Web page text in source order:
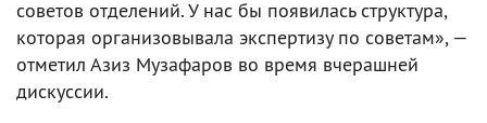
советов отделений. У нас бы появилась структура,
которая организовывала экспертизу по советам», —
отметил Азиз Музафаров во время вчерашней
дискуссии.